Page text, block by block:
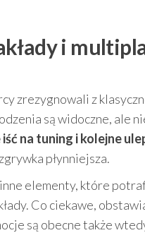
i
zrezygnowali z
są widoczne, ale
na tuning i kolejne
płynniejsza.
elementy, które
Co ciekawe,
są obecne także